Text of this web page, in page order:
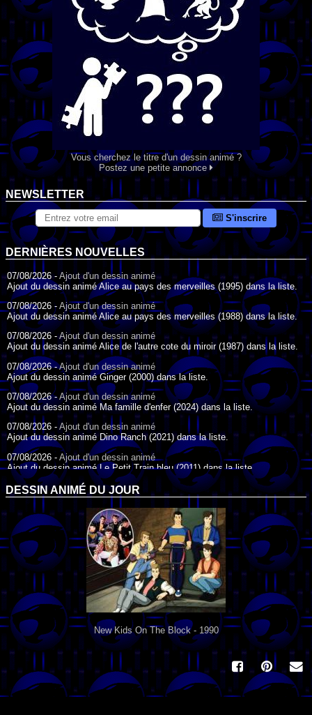
Vous cherchez le titre d'un dessin animé ?
Postez une petite annonce
NEWSLETTER
S'inscrire
DERNIÈRES NOUVELLES
07/08/2026 -Ajout d'un dessin animé
Ajout du dessin animé Alice au pays des merveilles (1995) dans la liste.
07/08/2026 - Ajout d'un dessin animé
Ajout du dessin animé Alice au pays des merveilles (1988) dans la liste.
07/08/2026 -Ajout d'un dessin animé
Ajout du dessin animé Alice de l'autre cote du miroir (1987) dans la liste.
07/08/2026 -Ajout d'un dessin animé
Ajout du dessin animé Ginger (2000) dans la liste.
07/08/2026 -Ajout d'un dessin animé
Ajout du dessin animé Ma famille d'enfer (2024) dans la liste.
07/08/2026 - Ajout d'un dessin animé
Ajout du dessin animé Dino Ranch (2021) dans la liste.
07/08/2026 - Ajout d'un dessin animé
Ajout du dessin animé Le Petit Train bleu (2011) dans la liste.
07/08/2026 -Ajout d'un dessin animé
Ajout du dessin animé Agent Spécial Oso (2009) dans la liste.
17/07/2026 -
Ajout d'un dessin animé
Ajout du dessin animé Peter Pan (1988) dans la liste.
17/07/2026 -
Ajout d'un dessin animé
Ajout du dessin animé Le Bossu de Notre-Dame (1996) dans la liste.
DESSIN ANIMÉ DU JOUR
New Kids On The Block - 1990